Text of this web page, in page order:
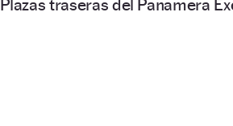
Plazas traseras del Panamera